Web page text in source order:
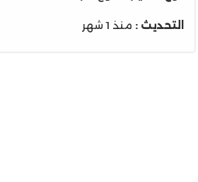
التحديث : منذ 1 شهر